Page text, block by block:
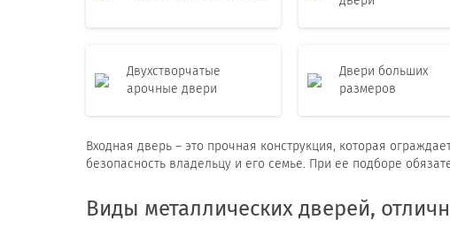
Двухстворчатые
арочные двери
Двери больших
размеров
Входная дверь – это прочная конструкция, которая
безопасность владельцу и его семье. При ее подборе
Виды металлических дверей,